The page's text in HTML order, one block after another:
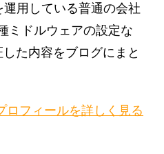
用している普通の会社
ミドルウェアの設定な
た内容をブログにまと
ロフィールを詳しく見る